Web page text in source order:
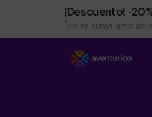
¡Descuento! -
* no es suma amb